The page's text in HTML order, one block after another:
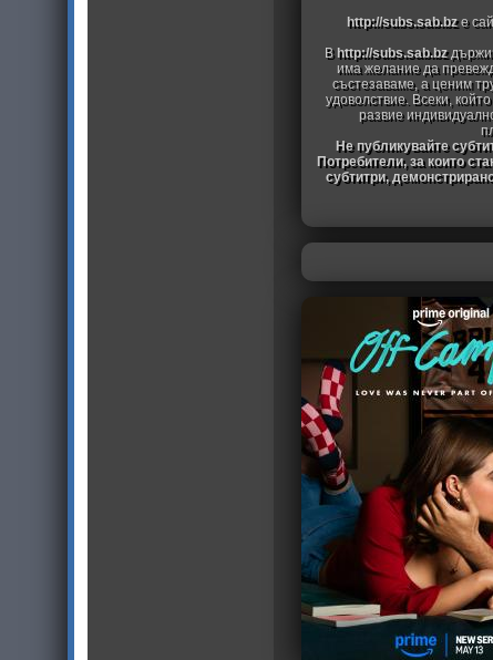
http://subs.sab.bzе
В http://subs.sab.bz
има желание да
състезаваме, а ценим
удоволствие. Всеки,
развие
Не публикувайте
Потребители, за които
субтитри,